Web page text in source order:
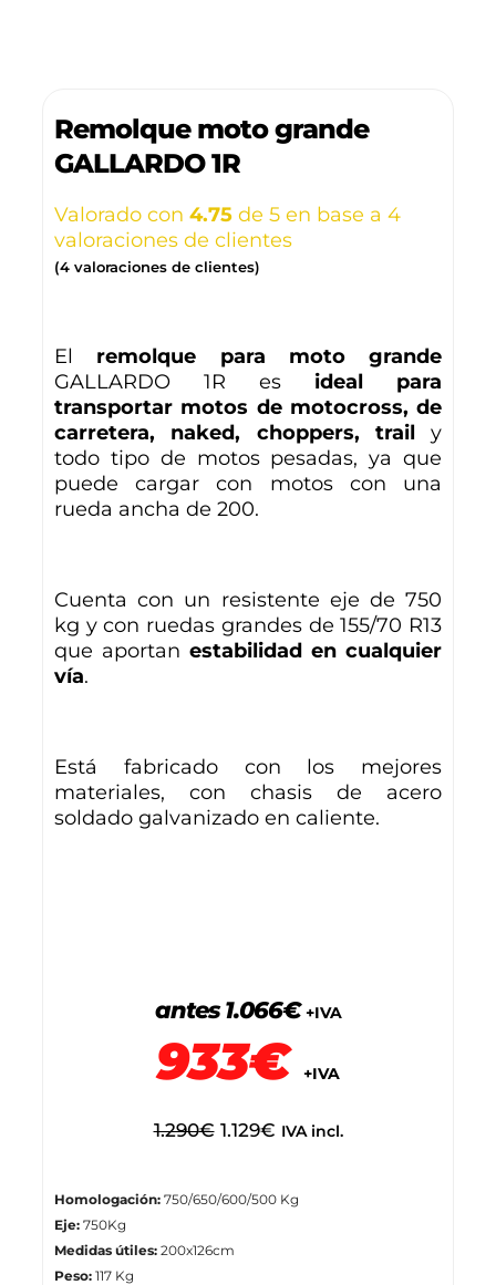
Remolque moto grande
GALLARDO 1R
Valorado con 4.75 de 5 en base a 4
valoraciones de clientes
(4 valoraciones de clientes)
El remolque para moto grande
GALLARDO 1R es ideal para
transportar motos de motocross, de
carretera, naked, choppers, traily
todo tipo de motos pesadas, ya que
puede cargar con motos con una
rueda ancha de 200.
Cuenta con un resistente eje de 750
kg y con ruedas grandes de 155/70 R13
que aportan estabilidad en cualquier
vía.
Está fabricado con los mejores
materiales, con chasis de acero
soldado galvanizado en caliente.
antes 1.066€+IVA
933€ +IVA
1.290€ 1.129€ IVA incl.
Homologación: 750/650/600/500 Kg
Eje: 750Kg
Medidas útiles: 200x126cm
Peso: 117 Kg